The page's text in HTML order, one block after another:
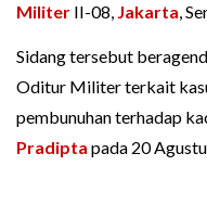
Militer II-08, Jakarta,
Sidang tersebut
Oditur Militer terkait
pembunuhan terhadap
Pradipta pada 20